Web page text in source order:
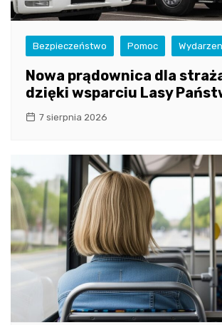
Bezpieczeństwo Pomoc
Nowa prądownica dla
dzięki wsparciu Lasy
7 sierpnia 2026